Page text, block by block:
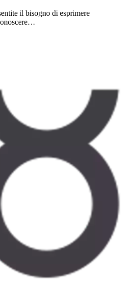
il bisogno di esprimere